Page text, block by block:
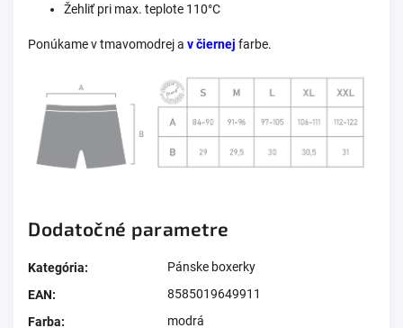
Žehliť pri max. teplote 110°C
Ponúkame v tmavomodrej a v čiernej farbe.
Dodatočné parametre
Kategória:
Pánske boxerky
EAN:
8585019649911
Farba: modrá